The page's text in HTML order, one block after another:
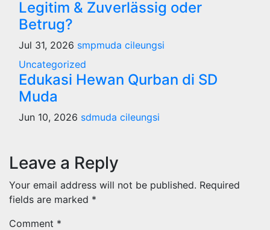
Legitim & Zuverlässig oder
Betrug?
Jul 31, 2026 smpmuda cileungsi
Uncategorized
Edukasi Hewan Qurban di SD
Muda
Jun 10, 2026 sdmuda cileungsi
Leave a Reply
Your email address will not be published. Required
fields are marked *
Comment *